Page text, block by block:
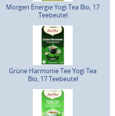
Morgen Energie Yogi Tea Bio, 17
Teebeutel
Grüne Harmonie Tee Yogi Tea
Bio, 17 Teebeutel